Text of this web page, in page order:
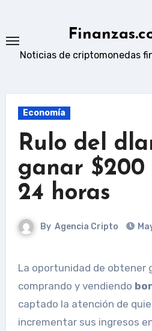
content
Noticias de criptomonedas
Economía
Rulo del
ganar $200
24 horas
By Agencia Cripto
La oportunidad de obtener ganancias
comprando y vendiendo
captado la atención de
incrementar sus ingresos